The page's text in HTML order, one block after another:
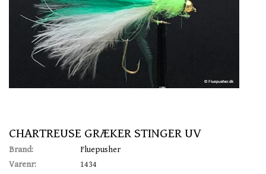
CHARTREUSE GRÆKER STINGER UV
Brand:
Fluepusher
Varenr:
1434